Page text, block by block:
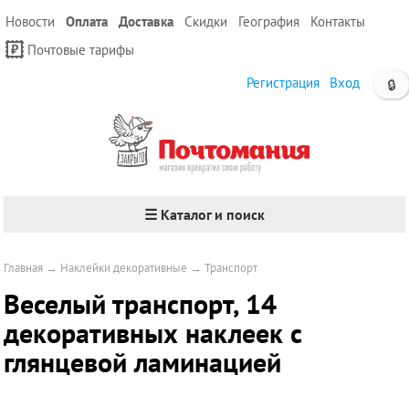
Новости Оплата Доставка Скидки География
Контакты
Почтовые тарифы
🔒
Регистрация Вход
☰ Каталог и поиск
Главная → Наклейки декоративные →Транспорт
Веселый транспорт, 14
декоративных наклеек с
глянцевой ламинацией